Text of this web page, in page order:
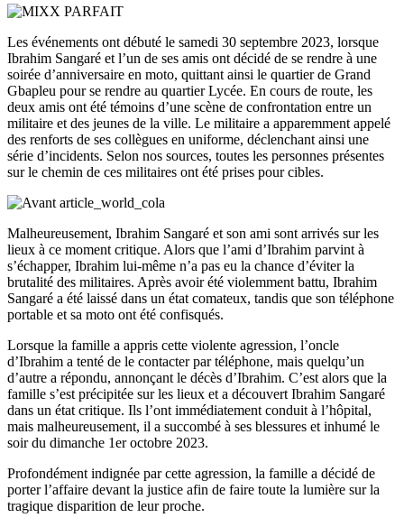
Les événements ont débuté le samedi 30 septembre 2023, lorsque
Ibrahim Sangaré et l’un de ses amis ont décidé de se rendre à une
soirée d’anniversaire en moto, quittant ainsi le quartier de Grand
Gbapleu pour se rendre au quartier Lycée. En cours de route, les
deux amis ont été témoins d’une scène de confrontation entre un
militaire et des jeunes de la ville. Le militaire a apparemment appelé
des renforts de ses collègues en uniforme, déclenchant ainsi une
série d’incidents. Selon nos sources, toutes les personnes présentes
sur le chemin de ces militaires ont été prises pour cibles.
Malheureusement, Ibrahim Sangaré et son ami sont arrivés sur les
lieux à ce moment critique. Alors que l’ami d’Ibrahim parvint à
s’échapper, Ibrahim lui-même n’a pas eu la chance d’éviter la
brutalité des militaires. Après avoir été violemment battu, Ibrahim
Sangaré a été laissé dans un état comateux, tandis que son téléphone
portable et sa moto ont été confisqués.
Lorsque la famille a appris cette violente agression, l’oncle
d’Ibrahim a tenté de le contacter par téléphone, mais quelqu’un
d’autre a répondu, annonçant le décès d’Ibrahim. C’est alors que la
famille s’est précipitée sur les lieux et a découvert Ibrahim Sangaré
dans un état critique. Ils l’ont immédiatement conduit à l’hôpital,
mais malheureusement, il a succombé à ses blessures et inhumé le
soir du dimanche 1er octobre 2023.
Profondément indignée par cette agression, la famille a décidé de
porter l’affaire devant la justice afin de faire toute la lumière sur la
tragique disparition de leur proche.